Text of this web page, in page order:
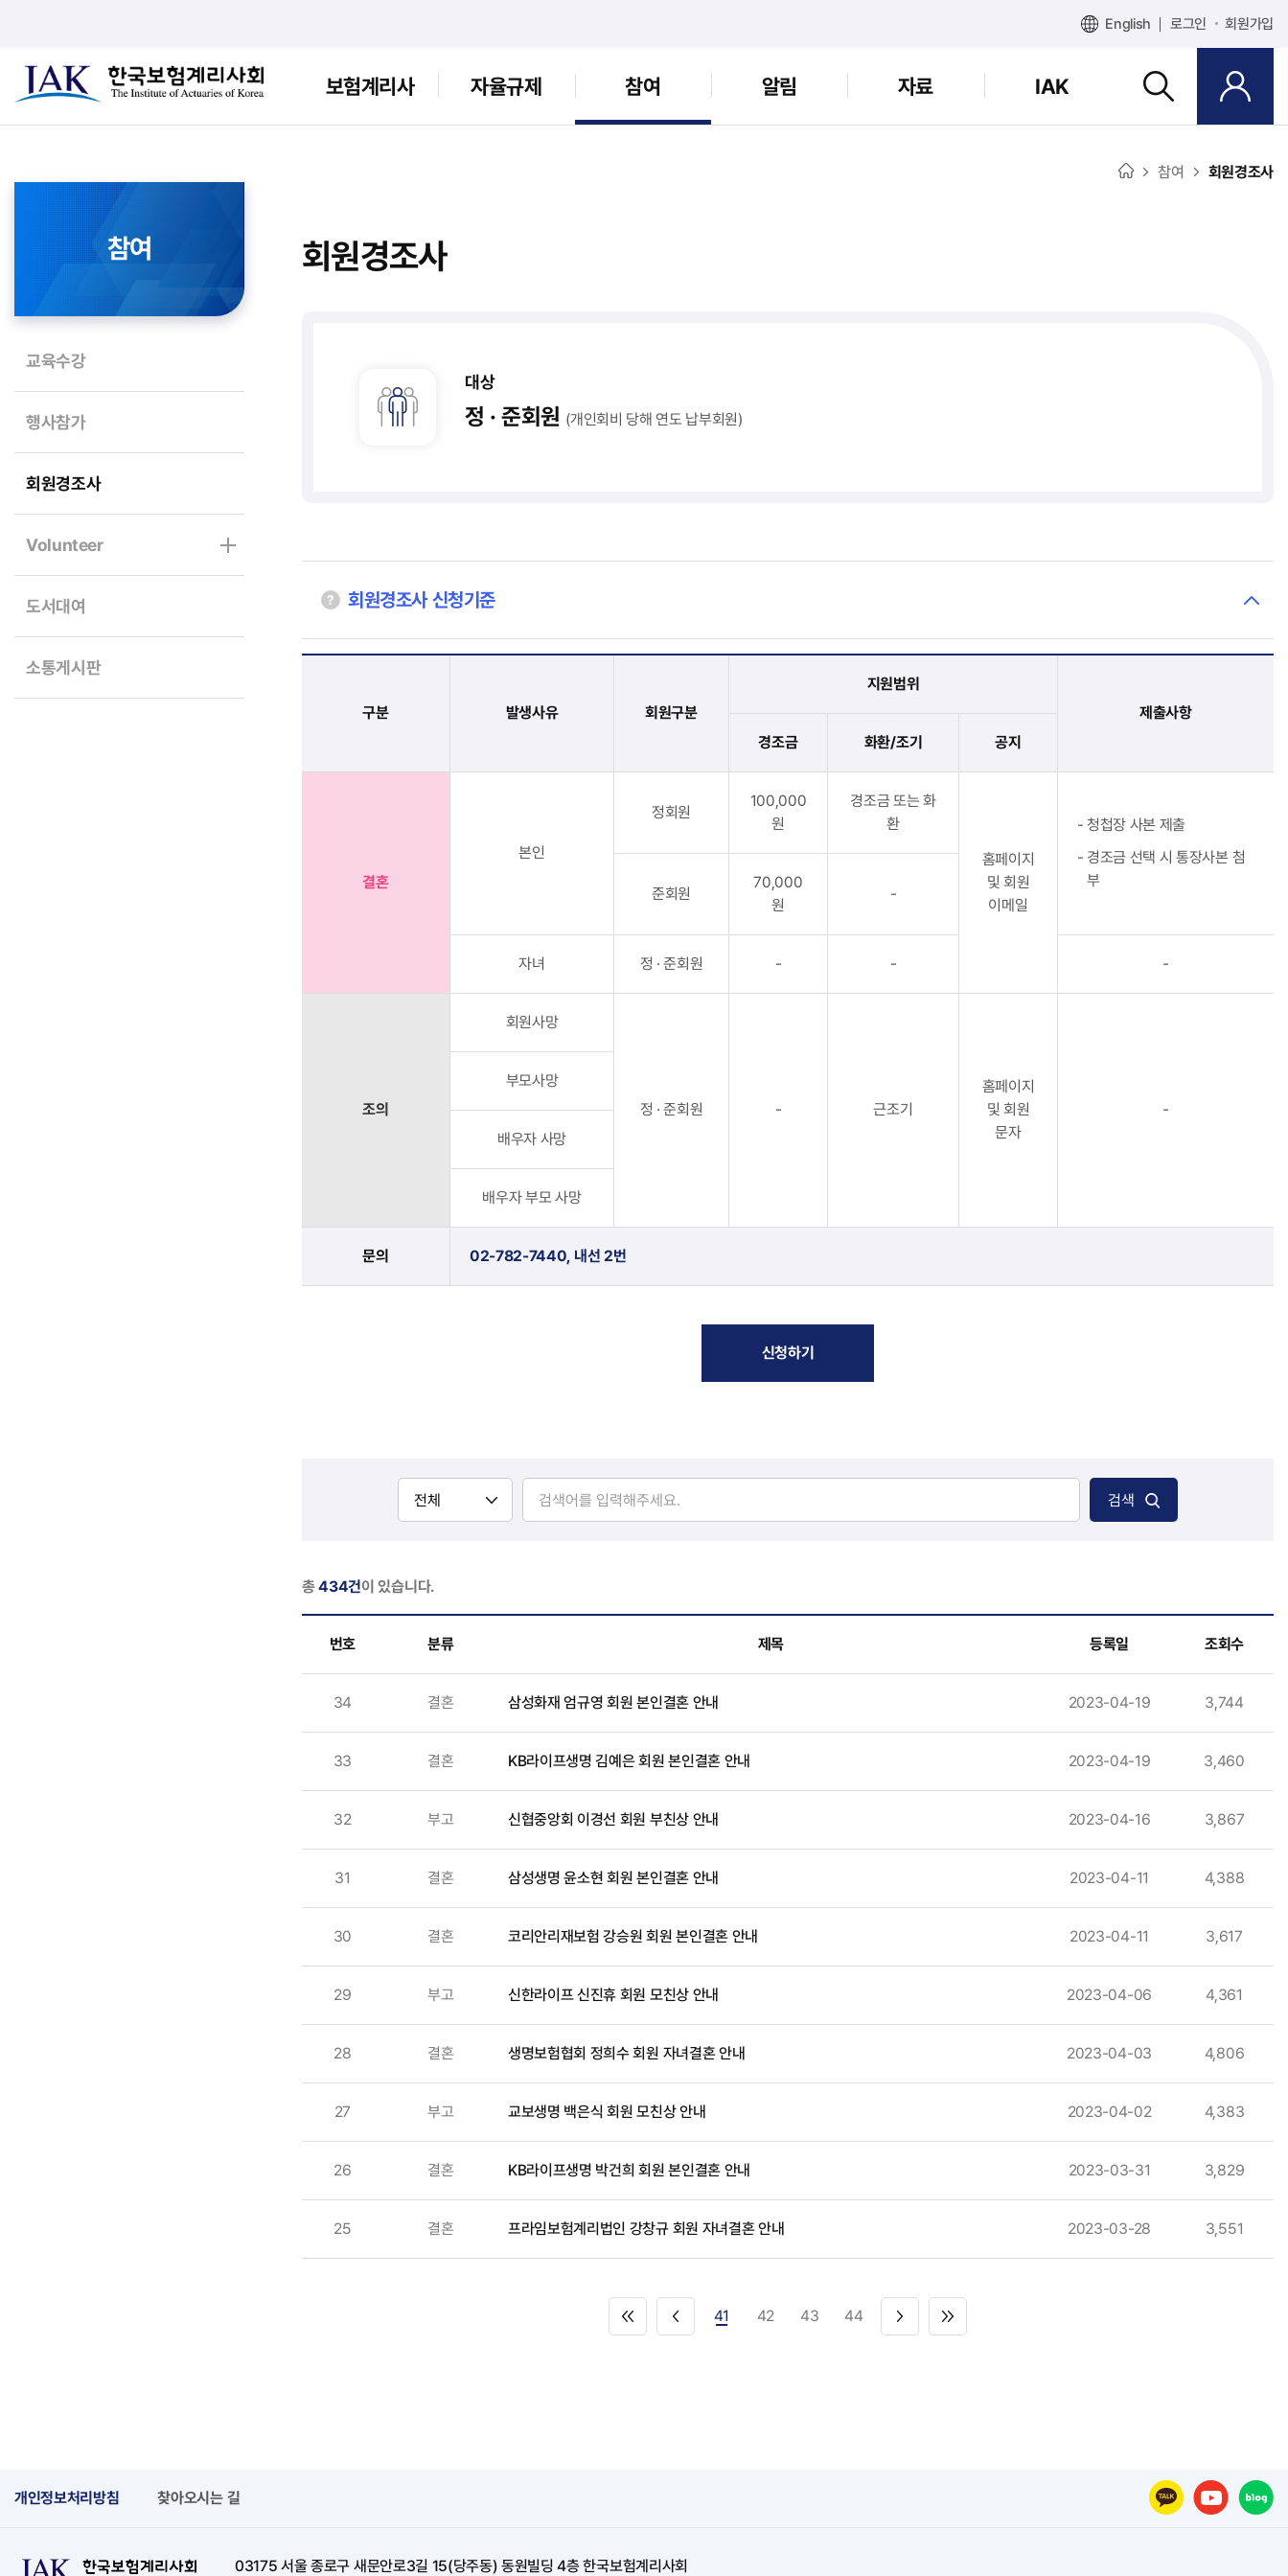
English 로그인 회원가입
보험계리사 자율규제 참여 알림 자료 IAK
참여
교육수강
행사참가
회원경조사
Volunteer
도서대여
소통게시판
참여 회원경조사
회원경조사
대상
정 · 준회원 (개인회비 당해 연도 납부회원)
회원경조사 신청기준
구분 발생사유 회원구분
지원범위
제출사항
경조금
화환/조기 공지
결혼
본인
정회원
100,000
원
경조금 또는 화
환
홈페이지
및 회원
이메일
청첩장 사본 제출
경조금 선택 시 통장사본 첨
부
준회원
70,000
원
-
자녀 정 · 준회원 - - -
조의
회원사망
정 · 준회원 - 근조기
홈페이지
및 회원
문자
-
부모사망
배우자 사망
배우자 부모 사망
문의 02-782-7440, 내선 2번
신청하기
검색
총434건이 있습니다.
번호 분류 제목 등록일 조회수
34 결혼 삼성화재 엄규영 회원 본인결혼 안내 2023-04-19 3,744
33 결혼 KB라이프생명 김예은 회원 본인결혼 안내 2023-04-19 3,460
32 부고 신협중앙회 이경선 회원 부친상 안내 2023-04-16 3,867
31 결혼 삼성생명 윤소현 회원 본인결혼 안내 2023-04-11 4,388
30 결혼 코리안리재보험 강승원 회원 본인결혼 안내 2023-04-11 3,617
29 부고 신한라이프 신진휴 회원 모친상 안내 2023-04-06 4,361
28 결혼 생명보험협회 정희수 회원 자녀결혼 안내 2023-04-03 4,806
27 부고 교보생명 백은식 회원 모친상 안내 2023-04-02 4,383
26 결혼 KB라이프생명 박건희 회원 본인결혼 안내 2023-03-31 3,829
25 결혼 프라임보험계리법인 강창규 회원 자녀결혼 안내 2023-03-28 3,551
41 42 43 44
개인정보처리방침 찾아오시는 길
03175 서울 종로구 새문안로3길 15(당주동) 동원빌딩 4층 한국보험계리사회